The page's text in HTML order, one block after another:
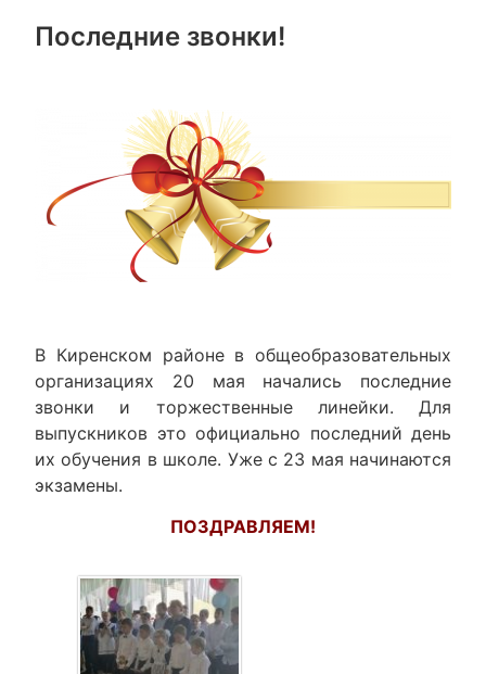
Последние звонки!
В Киренском районе в общеобразовательных
организациях 20 мая начались последние
звонки и торжественные линейки. Для
выпускников это официально последний день
их обучения в школе. Уже с 23 мая начинаются
экзамены.
ПОЗДРАВЛЯЕМ!